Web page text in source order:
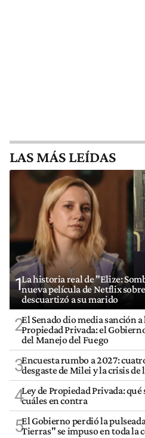
LAS MÁS LEÍDAS
1La historia real de "Elize:
nueva película de Netflix
descuartizó a su marido
2El Senado dio media sanción
Propiedad Privada: el
del Manejo del Fuego
3Encuesta rumbo a 2027:
desgaste de Milei y la crisis
4Ley de Propiedad Privada:
cuáles en contra
5El Gobierno perdió la
Tierras" se impuso en toda la